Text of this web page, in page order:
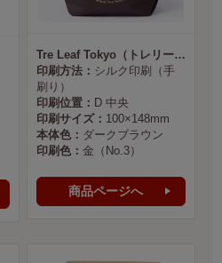
Tre Leaf Tokyo（トレリーフ東京） 様
印刷方法： シルク印刷（手
刷り）
印刷位置： D 中央
印刷サイズ： 100×148mm
本体色： ダークブラウン
印刷色： 金（No.3）
商品ページへ